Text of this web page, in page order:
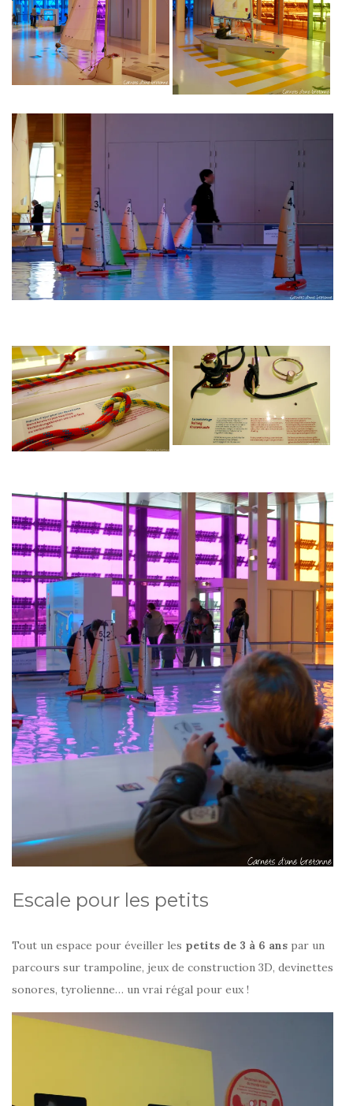
Escale pour les petits
Tout un espace pour éveiller les petits de 3 à 6 ans par un
parcours sur trampoline, jeux de construction 3D, devinettes
sonores, tyrolienne… un vrai régal pour eux !